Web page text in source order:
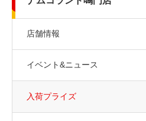
店舗情報
イベント&ニュース
入荷プライズ